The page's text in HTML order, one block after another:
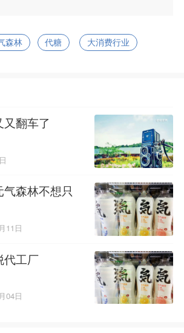
森林 代糖 大消费行业
翻车了
森林不想只
11日
代工厂
04日